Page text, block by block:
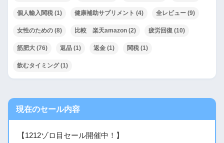
個人輸入関税 (1) 健康補助サプリメント (4) 全レビュー (9)
女性のための (8) 比較 楽天amazon (2) 疲労回復 (10)
筋肥大 (76) 返品 (1) 返金 (1) 関税 (1)
飲むタイミング(1)
現在のセール内容
【1212ゾロ目セール開催中！】